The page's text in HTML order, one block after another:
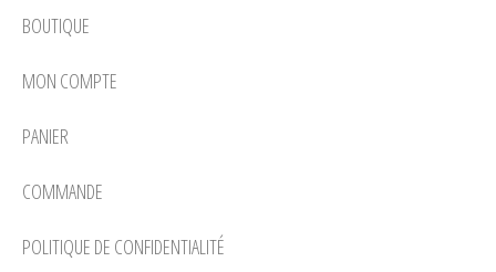
BOUTIQUE
MON COMPTE
PANIER
COMMANDE
POLITIQUE DE CONFIDENTIALITÉ